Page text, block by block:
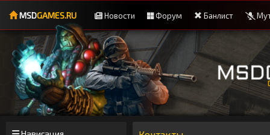
MSDGAMES.RU Новости Форум Банлист